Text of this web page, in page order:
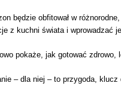
będzie obfitował w
z kuchni świata i wprowadzać
pokaże, jak gotować
– dla niej – to przygoda,